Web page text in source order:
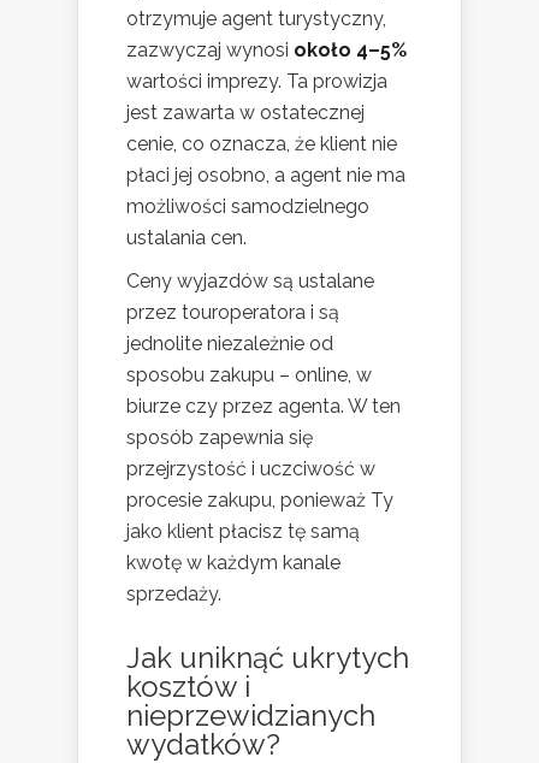
otrzymuje agent turystyczny,
zazwyczaj wynosi około 4–5%
wartości imprezy. Ta prowizja
jest zawarta w ostatecznej
cenie, co oznacza, że klient nie
płaci jej osobno, a agent nie ma
możliwości samodzielnego
ustalania cen.
Ceny wyjazdów są ustalane
przez touroperatora i są
jednolite niezależnie od
sposobu zakupu – online, w
biurze czy przez agenta. W ten
sposób zapewnia się
przejrzystość i uczciwość w
procesie zakupu, ponieważ Ty
jako klient płacisz tę samą
kwotę w każdym kanale
sprzedaży.
Jak uniknąć ukrytych
kosztów i
nieprzewidzianych
wydatków?